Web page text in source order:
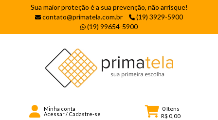
Sua maior proteção é a sua prevenção, não arrisque!
contato@primatela.com.br
(19) 3929-5900
(19) 99654-5900
Minha conta
Acessar/ Cadastre-se
0Itens
R$ 0,00